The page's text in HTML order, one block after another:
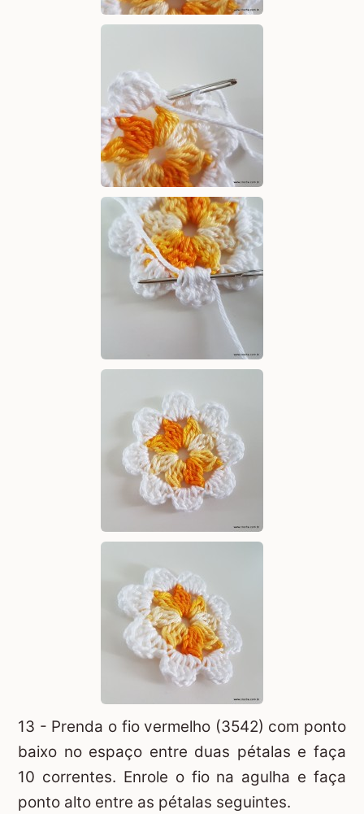
13 - Prenda o fio vermelho (3542) com ponto
baixo no espaço entre duas pétalas e faça
10 correntes. Enrole o fio na agulha e faça
ponto alto entre as pétalas seguintes.